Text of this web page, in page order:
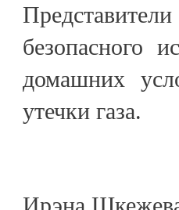
безопасного
домашних
утечки газа.